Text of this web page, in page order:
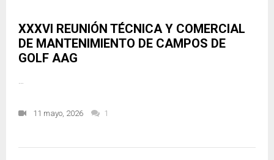
XXXVI REUNIÓN TÉCNICA Y COMERCIAL
DE MANTENIMIENTO DE CAMPOS DE
GOLF AAG
11 mayo, 2026 1